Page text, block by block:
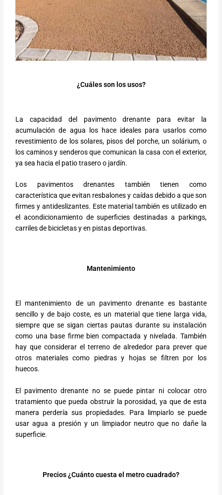
¿Cuáles son los usos?
La capacidad del pavimento drenante para evitar la
acumulación de agua los hace ideales para usarlos como
revestimiento de los solares, pisos del porche, un solárium, o
los caminos y senderos que comunican la casa con el exterior,
ya sea hacia el patio trasero o jardín.
Los pavimentos drenantes también tienen como
característica que evitan resbalones y caídas debido a que son
firmes y antideslizantes. Este material también es utilizado en
el acondicionamiento de superficies destinadas a parkings,
carriles de bicicletas y en pistas deportivas.
Mantenimiento
El mantenimiento de un pavimento drenante es bastante
sencillo y de bajo coste, es un material que tiene larga vida,
siempre que se sigan ciertas pautas durante su instalación
como una base firme bien compactada y nivelada. También
hay que considerar el terreno de alrededor para prever que
otros materiales como piedras y hojas se filtren por los
huecos.
El pavimento drenante no se puede pintar ni colocar otro
tratamiento que pueda obstruir la porosidad, ya que de esta
manera perdería sus propiedades. Para limpiarlo se puede
usar agua a presión y un limpiador neutro que no dañe la
superficie.
Precios ¿Cuánto cuesta el metro cuadrado?